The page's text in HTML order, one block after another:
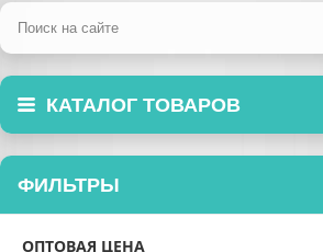
КАТАЛОГ ТОВАРОВ
ФИЛЬТРЫ
ОПТОВАЯ ЦЕНА